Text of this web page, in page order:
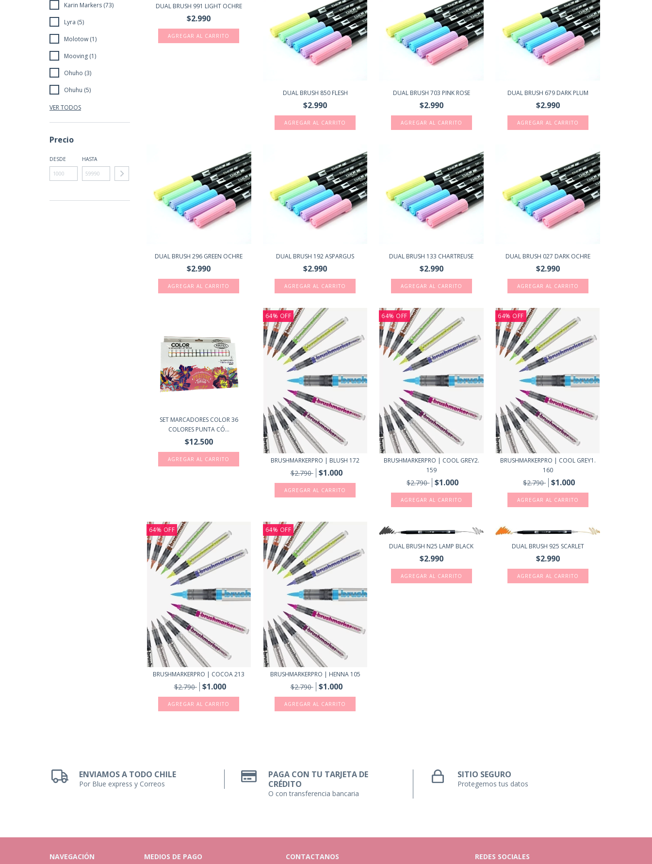
Karin Markers (73)
Lyra (5)
Molotow (1)
Mooving (1)
Ohuho (3)
Ohuhu (5)
VER TODOS
Precio
DESDE HASTA
DUAL BRUSH 991 LIGHT OCHRE
$2.990
DUAL BRUSH 850 FLESH
$2.990
DUAL BRUSH 703 PINK ROSE
$2.990
DUAL BRUSH 679 DARK PLUM
$2.990
DUAL BRUSH 296 GREEN OCHRE
$2.990
DUAL BRUSH 192 ASPARGUS
$2.990
DUAL BRUSH 133 CHARTREUSE
$2.990
DUAL BRUSH 027 DARK OCHRE
$2.990
SET MARCADORES COLOR 36
COLORES PUNTA CÓ...
$12.500
64% OFF
BRUSHMARKERPRO | BLUSH 172
$2.790 $1.000
64% OFF
BRUSHMARKERPRO | COOL GREY2.
159
$2.790 $1.000
64% OFF
BRUSHMARKERPRO | COOL GREY1.
160
$2.790 $1.000
64% OFF
BRUSHMARKERPRO | COCOA 213
$2.790 $1.000
64% OFF
BRUSHMARKERPRO | HENNA 105
$2.790 $1.000
DUAL BRUSH N25 LAMP BLACK
$2.990
DUAL BRUSH 925 SCARLET
$2.990
ENVIAMOS A TODO CHILE
Por Blue express y Correos
PAGA CON TU TARJETA DE
CRÉDITO
O con transferencia bancaria
SITIO SEGURO
Protegemos tus datos
NAVEGACIÓN MEDIOS DE PAGO CONTACTANOS REDES SOCIALES